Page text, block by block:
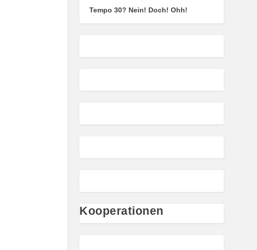
Tempo 30? Nein! Doch! Ohh!
Kooperationen